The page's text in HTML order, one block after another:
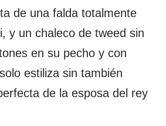
de una falda totalmente
y un chaleco de tweed sin
en su pecho y con
estiliza sin también
de la esposa del rey